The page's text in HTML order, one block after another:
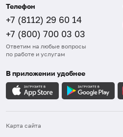
Телефон
+7 (8112) 29 60 14
+7 (800) 700 03 03
Ответим на любые вопросы
по работе и услугам
В приложении удобнее
Карта сайта